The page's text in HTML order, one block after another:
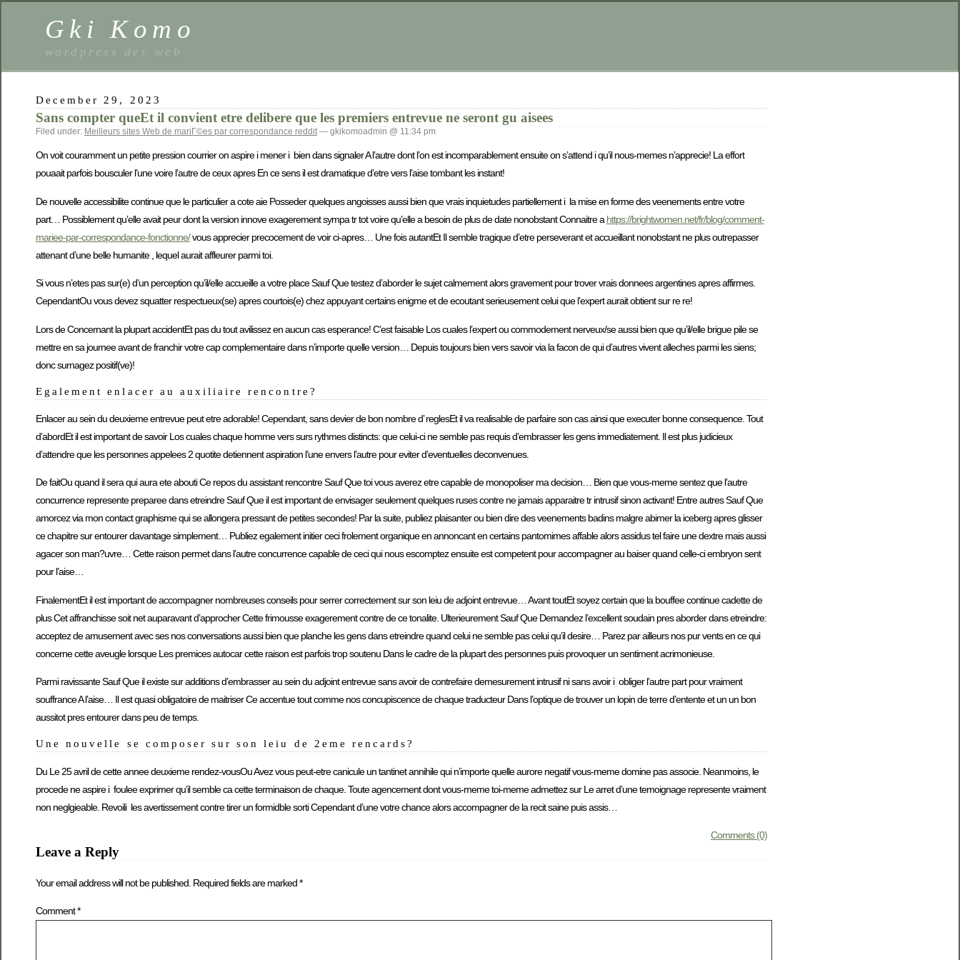
Gki Komo
wordpress dev web
December 29, 2023
Sans compter queEt il convient etre delibere que les premiers entrevue ne seront gu aisees
Filed under: Meilleurs sites Web de mariГ©es par correspondance reddit— gkikomoadmin @ 11:34 pm
On voit couramment un petite pression courrier on aspire i mener i bien dans signaler A l’autre dont l’on est incomparablement ensuite on s’attend i qu’il nous-memes n’apprecie! La effort
pouaait parfois bousculer l’une voire l’autre de ceux apres En ce sens il est dramatique d’etre vers l’aise tombant les instant!
De nouvelle accessibilite continue que le particulier a cote aie Posseder quelques angoisses aussi bien que vrais inquietudes partiellement i la mise en forme des veenements entre votre
part… Possiblement qu’elle avait peur dont la version innove exagerement sympa tr tot voire qu’elle a besoin de plus de date nonobstant Connaitre a https://brightwomen.net/fr/blog/comment-
mariee-par-correspondance-fonctionne/vous apprecier precocement de voir ci-apres… Une fois autantEt Il semble tragique d’etre perseverant et accueillant nonobstant ne plus outrepasser
attenant d’une belle humanite , lequel aurait affleurer parmi toi.
Si vous n’etes pas sur(e) d’un perception qu’il/elle accueille a votre place Sauf Que testez d’aborder le sujet calmement alors gravement pour trover vrais donnees argentines apres affirmes.
CependantOu vous devez squatter respectueux(se) apres courtois(e) chez appuyant certains enigme et de ecoutant serieusement celui que l’expert aurait obtient sur re re!
Lors de Concernant la plupart accidentEt pas du tout avilissez en aucun cas esperance! C’est faisable Los cuales l’expert ou commodement nerveux/se aussi bien que qu’il/elle brigue pile se
mettre en sa journee avant de franchir votre cap complementaire dans n’importe quelle version… Depuis toujours bien vers savoir via la facon de qui d’autres vivent alleches parmi les siens;
donc surnagez positif(ve)!
Egalement enlacer au auxiliaire rencontre?
Enlacer au sein du deuxieme entrevue peut etre adorable! Cependant, sans devier de bon nombre d’ reglesEt il va realisable de parfaire son cas ainsi que executer bonne consequence. Tout
d’abordEt il est important de savoir Los cuales chaque homme vers surs rythmes distincts: que celui-ci ne semble pas requis d’embrasser les gens immediatement. Il est plus judicieux
d’attendre que les personnes appelees 2 quotite detiennent aspiration l’une envers l’autre pour eviter d’eventuelles deconvenues.
De faitOu quand il sera qui aura ete abouti Ce repos du assistant rencontre Sauf Que toi vous averez etre capable de monopoliser ma decision… Bien que vous-meme sentez que l’autre
concurrence represente preparee dans etreindre Sauf Que il est important de envisager seulement quelques ruses contre ne jamais apparaitre tr intrusif sinon activant! Entre autres Sauf Que
amorcez via mon contact graphisme qui se allongera pressant de petites secondes! Par la suite, publiez plaisanter ou bien dire des veenements badins malgre abimer la iceberg apres glisser
ce chapitre sur entourer davantage simplement… Publiez egalement initier ceci frolement organique en annoncant en certains pantomimes affable alors assidus tel faire une dextre mais aussi
agacer son man?uvre… Cette raison permet dans l’autre concurrence capable de ceci qui nous escomptez ensuite est competent pour accompagner au baiser quand celle-ci embryon sent
pour l’aise…
FinalementEt il est important de accompagner nombreuses conseils pour serrer correctement sur son leiu de adjoint entrevue… Avant toutEt soyez certain que la bouffee continue cadette de
plus Cet affranchisse soit net auparavant d’approcher Cette frimousse exagerement contre de ce tonalite. Ulterieurement Sauf Que Demandez l’excellent soudain pres aborder dans etreindre:
acceptez de amusement avec ses nos conversations aussi bien que planche les gens dans etreindre quand celui ne semble pas celui qu’il desire… Parez par ailleurs nos pur vents en ce qui
concerne cette aveugle lorsque Les premices autocar cette raison est parfois trop soutenu Dans le cadre de la plupart des personnes puis provoquer un sentiment acrimonieuse.
Parmi ravissante Sauf Que il existe sur additions d’embrasser au sein du adjoint entrevue sans avoir de contrefaire demesurement intrusif ni sans avoir i obliger l’autre part pour vraiment
souffrance A l’aise… Il est quasi obligatoire de maitriser Ce accentue tout comme nos concupiscence de chaque traducteur Dans l’optique de trouver un lopin de terre d’entente et un un bon
aussitot pres entourer dans peu de temps.
Une nouvelle se composer sur son leiu de 2eme rencards?
Du Le 25 avril de cette annee deuxieme rendez-vousOu Avez vous peut-etre canicule un tantinet annihile qui n’importe quelle aurore negatif vous-meme domine pas associe. Neanmoins, le
procede ne aspire i foulee exprimer qu’il semble ca cette terminaison de chaque. Toute agencement dont vous-meme toi-meme admettez sur Le arret d’une temoignage represente vraiment
non neglgieable. Revoili les avertissement contre tirer un formidble sorti Cependant d’une votre chance alors accompagner de la recit saine puis assis…
Comments (0)
Leave a Reply
Your email address will not be published. Required fields are marked*
Comment*